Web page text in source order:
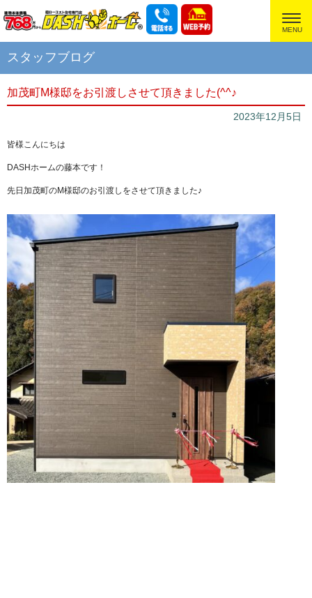
超ローコスト住宅専門店
スタッフブログ
加茂町M様邸をお引渡しさせて頂きました(^^♪
2023年12月5日
皆様こんにちは
DASHホームの藤本です！
先日加茂町のM様邸のお引渡しをさせて頂きました♪